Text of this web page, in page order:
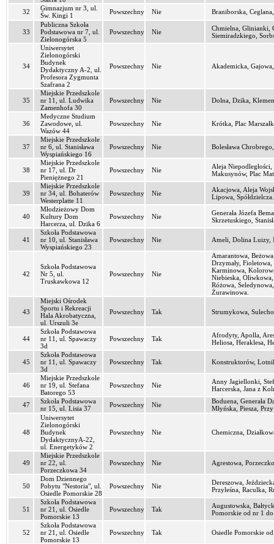
32
Gimnazjum nr 3, ul.
Św. Kingi 1
Powszechny Nie Braniborska,
33
Publiczna Szkoła
Podstawowa nr 7, ul.
Zielonogórska 5
Powszechny Nie
Chmielna, Glinianki,
Siemiradzkiego,
34
Uniwersytet
Zielonogórski
Budynek
Dydaktyczny A-2, ul.
Profesora Zygmunta
Szafrana 2
Powszechny Nie Akademicka,
35
Miejskie Przedszkole
nr 11, ul. Ludwika
Zamenhofa 30
Powszechny Nie Dolna, Dzika,
36
Medyczne Studium
Zawodowe, ul.
Wazów 44
Powszechny Nie Krótka, Plac
37
Miejskie Przedszkole
nr 6, ul. Stanisława
Wyspiańskiego 16
Powszechny Nie Bolesława
38
Miejskie Przedszkole
nr 17, ul. Dr
Pieniężnego 21
Powszechny Nie
Aleja
Makusynów, Plac
39
Miejskie Przedszkole
nr 34, ul. Bohaterów
Westerplatte 11
Powszechny Nie
Akacjowa, Aleja
Lipowa, Spółdzielcza.
40
Młodzieżowy Dom
Kultury Dom
Harcerza, ul. Dzika 6
Powszechny Nie
Generała Józefa
Skrzetuskiego,
41
Szkoła Podstawowa
nr 10, ul. Stanisława
Wyspiańskiego 23
Powszechny Nie Ameli, Dolina Luizy,
42
Szkoła Podstawowa
Nr 5, ul.
Truskawkowa 12
Powszechny Nie
Amarantowa,
Drzymały, Fioletowa,
Karminowa,
Niebieska, Oliwkowa,
Różowa,
Żurawinowa.
43
Miejski Ośrodek
Sportu i Rekreacji
Hala Akrobatyczna,
ul. Urszuli 3e
Powszechny Tak Strumykowa,
44
Szkoła Podstawowa
nr 11, ul. Spawaczy
3d
Powszechny Tak
Afrodyty, Apolla,
Heliosa, Heraklesa,
45
Szkoła Podstawowa
nr 11, ul. Spawaczy
3d
Powszechny Tak Konstruktorów,
46
Miejskie Przedszkole
nr 19, ul. Stefana
Batorego 53
Powszechny Nie
Anny Jagiellonki,
Harcerska, Jana z
47
Szkoła Podstawowa
nr 15, ul. Lisia 37
Powszechny Nie
Boduena, Generała
Młyńska, Piesza,
48
Uniwersytet
Zielonogórski
Budynek
DydaktycznyA-22,
ul. Energetyków 2
Powszechny Nie Chemiczna,
49
Miejskie Przedszkole
nr 22, ul.
Porzeczkowa 34
Powszechny Nie Agrestowa,
50
Dom Dziennego
Pobytu "Nestoria", ul.
Osiedle Pomorskie 28
Powszechny Nie
Dereszowa,
Przyleśna, Raculka,
51
Szkoła Podstawowa
nr 21, ul. Osiedle
Pomorskie 13
Powszechny Tak
Augustowska,
Pomorskie od nr 1
52
Szkoła Podstawowa
nr 21, ul. Osiedle
Pomorskie 13
Powszechny Tak Osiedle Pomorskie